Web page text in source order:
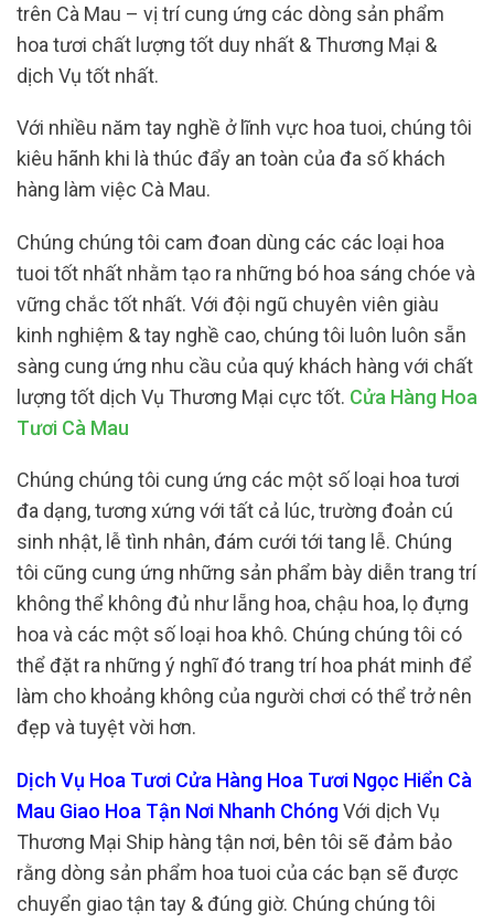
trên Cà Mau – vị trí cung ứng các dòng sản phẩm
hoa tươi chất lượng tốt duy nhất & Thương Mại &
dịch Vụ tốt nhất.
Với nhiều năm tay nghề ở lĩnh vực hoa tuoi, chúng tôi
kiêu hãnh khi là thúc đẩy an toàn của đa số khách
hàng làm việc Cà Mau.
Chúng chúng tôi cam đoan dùng các các loại hoa
tuoi tốt nhất nhằm tạo ra những bó hoa sáng chóe và
vững chắc tốt nhất. Với đội ngũ chuyên viên giàu
kinh nghiệm & tay nghề cao, chúng tôi luôn luôn sẵn
sàng cung ứng nhu cầu của quý khách hàng với chất
lượng tốt dịch Vụ Thương Mại cực tốt. Cửa Hàng Hoa
Tươi Cà Mau
Chúng chúng tôi cung ứng các một số loại hoa tươi
đa dạng, tương xứng với tất cả lúc, trường đoản cú
sinh nhật, lễ tình nhân, đám cưới tới tang lễ. Chúng
tôi cũng cung ứng những sản phẩm bày diễn trang trí
không thể không đủ như lẵng hoa, chậu hoa, lọ đựng
hoa và các một số loại hoa khô. Chúng chúng tôi có
thể đặt ra những ý nghĩ đó trang trí hoa phát minh để
làm cho khoảng không của người chơi có thể trở nên
đẹp và tuyệt vời hơn.
Dịch Vụ Hoa Tươi Cửa Hàng Hoa Tươi Ngọc Hiển Cà
Mau Giao Hoa Tận Nơi Nhanh ChóngVới dịch Vụ
Thương Mại Ship hàng tận nơi, bên tôi sẽ đảm bảo
rằng dòng sản phẩm hoa tuoi của các bạn sẽ được
chuyển giao tận tay & đúng giờ. Chúng chúng tôi